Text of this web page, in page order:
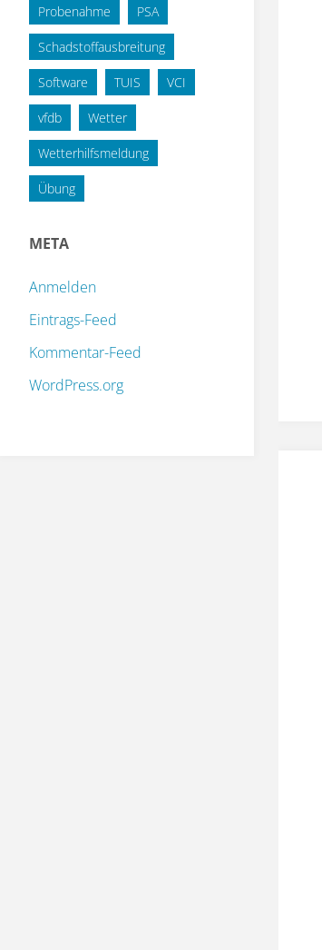
Probenahme PSA
Schadstoffausbreitung
Software TUIS VCI
vfdb Wetter
Wetterhilfsmeldung
Übung
META
Anmelden
Eintrags-Feed
Kommentar-Feed
WordPress.org